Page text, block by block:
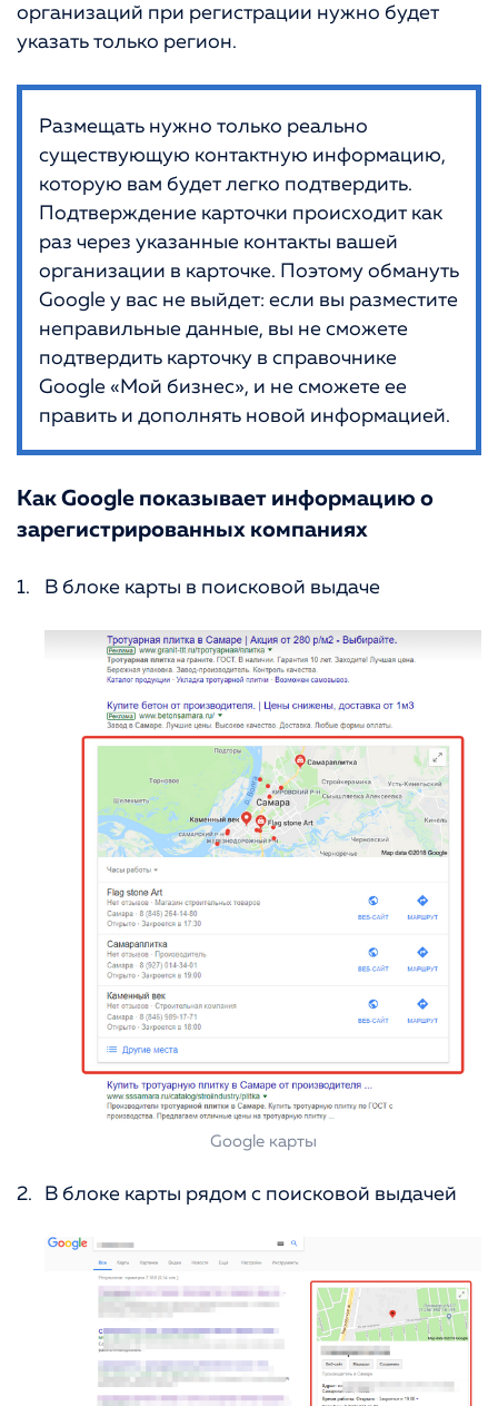
организаций при регистрации нужно будет
указать только регион.
Размещать нужно только реально
существующую контактную информацию,
которую вам будет легко подтвердить.
Подтверждение карточки происходит как
раз через указанные контакты вашей
организации в карточке. Поэтому обмануть
Google у вас не выйдет: если вы разместите
неправильные данные, вы не сможете
подтвердить карточку в справочнике
Google «Мой бизнес», и не сможете ее
править и дополнять новой информацией.
Как Google показывает информацию о
зарегистрированных компаниях
В блоке карты в поисковой выдаче
Google карты
В блоке карты рядом с поисковой выдачей